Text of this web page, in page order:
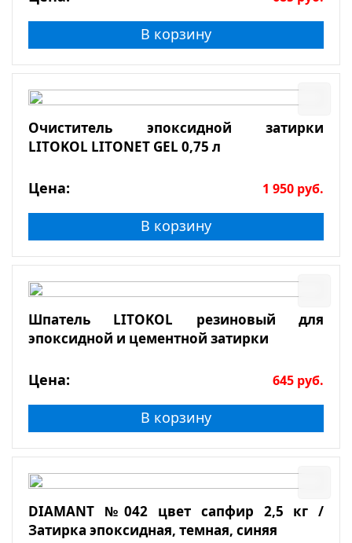
В корзину
Очиститель эпоксидной затирки
LITOKOL LITONET GEL 0,75 л
Цена: 1 950 руб.
В корзину
Шпатель LITOKOL резиновый для
эпоксидной и цементной затирки
Цена: 645 руб.
В корзину
DIAMANT №042 цвет сапфир 2,5 кг /
Затирка эпоксидная, темная, синяя